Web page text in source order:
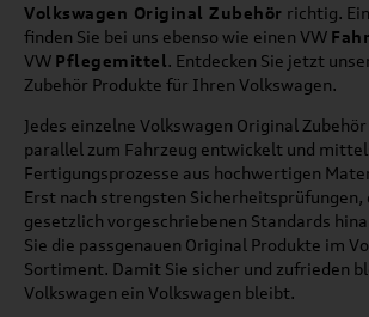
Volkswagen Original Zubehör richtig.
finden Sie bei uns ebenso wie einen VW
VW Pflegemittel. Entdecken Sie jetzt
Zubehör Produkte für Ihren Volkswagen.
Jedes einzelne Volkswagen Original
parallel zum Fahrzeug entwickelt und
Fertigungsprozesse aus hochwertigen
Erst nach strengsten Sicherheitsprüfungen,
gesetzlich vorgeschriebenen Standards
Sie die passgenauen Original Produkte im
Sortiment. Damit Sie sicher und zufrieden
Volkswagen ein Volkswagen bleibt.